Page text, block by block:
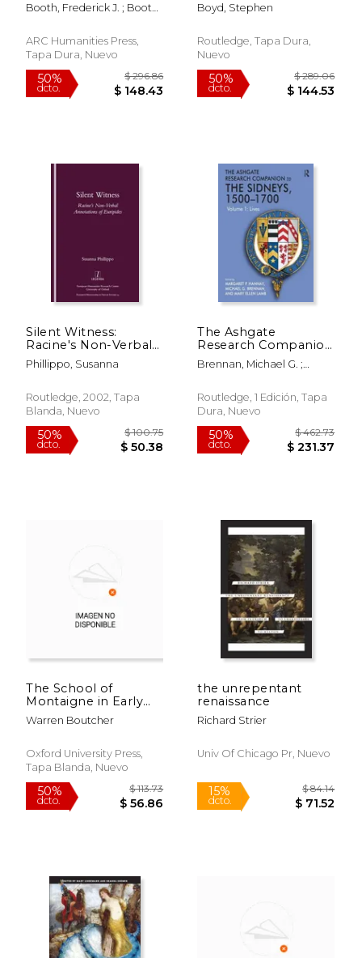
Hussovianus's
Feritate, AC
Venatione Bisontis
Booth, Frederick J. ; Booth,
ARC Humanities Press,
Tapa Dura, Nuevo
50% $ 296.86
Inglés)
Boyd, Stephen
Routledge, Tapa Dura,
Nuevo
50%
Silent Witness:
Racine's Non-Verbal
Annotations of
Euripides (en Inglés)
Phillippo, Susanna
Routledge, 2002, Tapa
Blanda, Nuevo
50%
dcto.
$ 100.75
$ 50.38
The Ashgate
Research Companion
to the Sidneys, 1500-
1700: Volume 1: Lives
Brennan, Michael G. ;
Lamb, Mary Ellen
Routledge, 1 Edición, Tapa
Dura, Nuevo
50%
dcto.
The School of
Montaigne in Early
Modern Europe:
Volume One: The
Inglés)
Warren Boutcher
Oxford University Press,
Tapa Blanda, Nuevo
the unrepentant
renaissance
Richard Strier
Univ Of Chicago Pr, Nuevo